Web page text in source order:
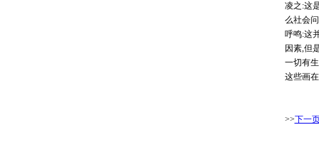
凌之:这
么社会
呼鸣:这
因素,但
一切有
这些画
>>下一